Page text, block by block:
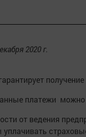
2020 г.
платежи можно
от ведения